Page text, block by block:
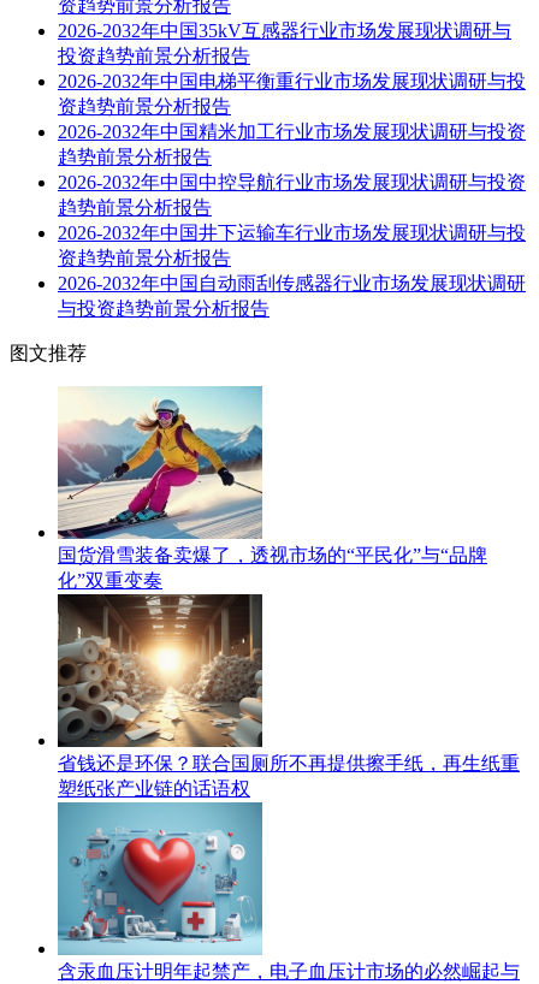
资趋势前景分析报告
2026-2032年中国35kV互感器行业市场发展现状调研与
投资趋势前景分析报告
2026-2032年中国电梯平衡重行业市场发展现状调研与投
资趋势前景分析报告
2026-2032年中国精米加工行业市场发展现状调研与投资
趋势前景分析报告
2026-2032年中国中控导航行业市场发展现状调研与投资
趋势前景分析报告
2026-2032年中国井下运输车行业市场发展现状调研与投
资趋势前景分析报告
2026-2032年中国自动雨刮传感器行业市场发展现状调研
与投资趋势前景分析报告
图文推荐
国货滑雪装备卖爆了，透视市场的“平民化”与“品牌
化”双重变奏
省钱还是环保？联合国厕所不再提供擦手纸，再生纸重
塑纸张产业链的话语权
含汞血压计明年起禁产，电子血压计市场的必然崛起与